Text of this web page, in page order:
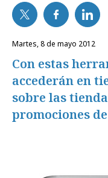
martes, 8 de mayo 2012
Con estas
accederán en
sobre las
promociones